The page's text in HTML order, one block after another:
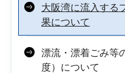
大阪湾に流入する
果について
漂流・漂着ごみ等
度）について